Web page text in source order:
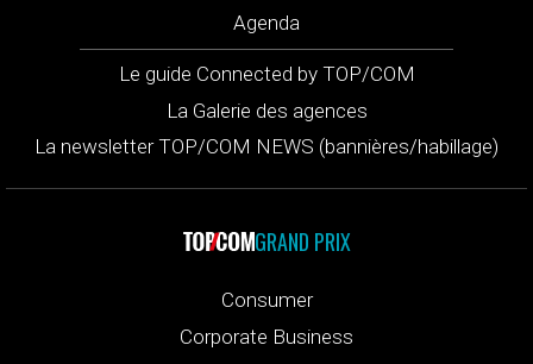
Agenda
Le guide Connected by TOP/COM
La Galerie des agences
La newsletter TOP/COM NEWS (bannières/habillage)
GRAND PRIX
Consumer
Corporate Business